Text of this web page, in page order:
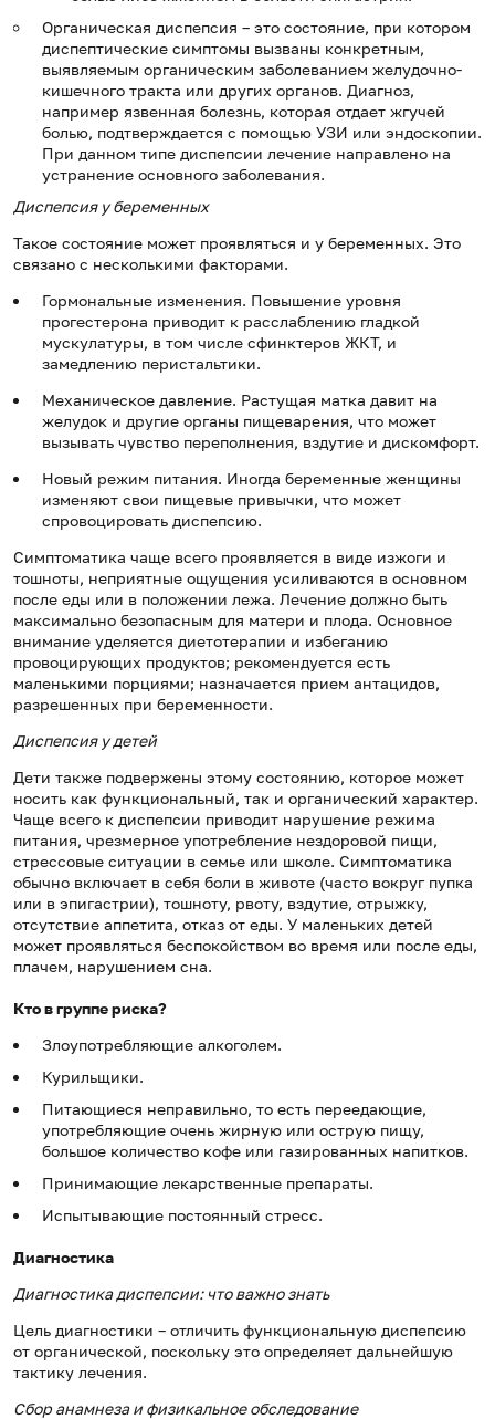
Органическая диспепсия – это состояние, при котором
диспептические симптомы вызваны конкретным,
выявляемым органическим заболеванием желудочно-
кишечного тракта или других органов. Диагноз,
например язвенная болезнь, которая отдает жгучей
болью, подтверждается с помощью УЗИ или эндоскопии.
При данном типе диспепсии лечение направлено на
устранение основного заболевания.
Диспепсия у беременных
Такое состояние может проявляться и у беременных. Это
связано с несколькими факторами.
Гормональные изменения. Повышение уровня
прогестерона приводит к расслаблению гладкой
мускулатуры, в том числе сфинктеров ЖКТ, и
замедлению перистальтики.
Механическое давление. Растущая матка давит на
желудок и другие органы пищеварения, что может
вызывать чувство переполнения, вздутие и дискомфорт.
Новый режим питания. Иногда беременные женщины
изменяют свои пищевые привычки, что может
спровоцировать диспепсию.
Симптоматика чаще всего проявляется в виде изжоги и
тошноты, неприятные ощущения усиливаются в основном
после еды или в положении лежа. Лечение должно быть
максимально безопасным для матери и плода. Основное
внимание уделяется диетотерапии и избеганию
провоцирующих продуктов; рекомендуется есть
маленькими порциями; назначается прием антацидов,
разрешенных при беременности.
Диспепсия у детей
Дети также подвержены этому состоянию, которое может
носить как функциональный, так и органический характер.
Чаще всего к диспепсии приводит нарушение режима
питания, чрезмерное употребление нездоровой пищи,
стрессовые ситуации в семье или школе. Симптоматика
обычно включает в себя боли в животе (часто вокруг пупка
или в эпигастрии), тошноту, рвоту, вздутие, отрыжку,
отсутствие аппетита, отказ от еды. У маленьких детей
может проявляться беспокойством во время или после еды,
плачем, нарушением сна.
Кто в группе риска?
Злоупотребляющие алкоголем.
Курильщики.
Питающиеся неправильно, то есть переедающие,
употребляющие очень жирную или острую пищу,
большое количество кофе или газированных напитков.
Принимающие лекарственные препараты.
Испытывающие постоянный стресс.
Диагностика
Диагностика диспепсии: что важно знать
Цель диагностики – отличить функциональную диспепсию
от органической, поскольку это определяет дальнейшую
тактику лечения.
Сбор анамнеза и физикальное обследование